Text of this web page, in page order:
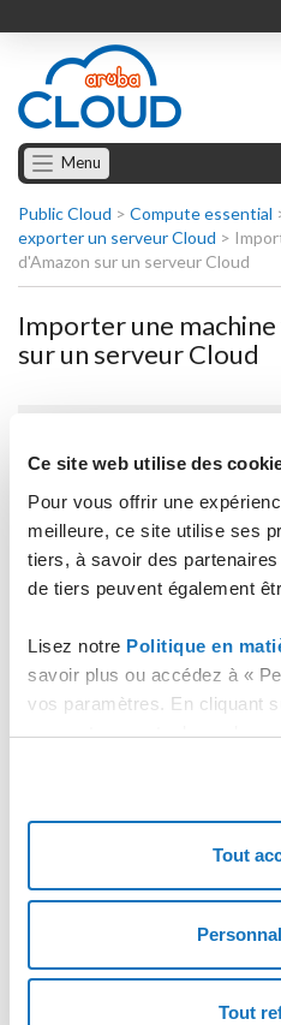
Ce site web utilise des
Pour vous offrir une
meilleure, ce site utilise ses
tiers, à savoir des
de tiers peuvent également
Lisez notre Politique en
savoir plus ou accédez à «
vos paramètres. En cliquant
consentez au stockage de
stockage des cookies
Tout
Tout
Menu
Public Cloud > Compute essential
exporter un serveur Cloud >
d'Amazon sur un serveur Cloud
Importer une
sur un serveur Cloud
d'exploitation Windows sur un
Importer une machine
d'exploitation Windows sur
Importer une machine